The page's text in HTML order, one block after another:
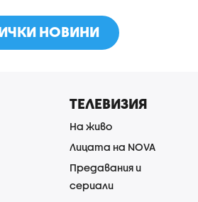
НОВИНИ
ТЕЛЕВИЗИЯ
На живо
Лицата на NOVA
Предавания и
сериали